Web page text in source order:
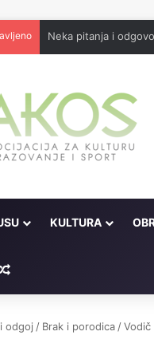
Neka pitanja i
KULTURA
Random članak
odgoj / Brak i porodica /Vodič